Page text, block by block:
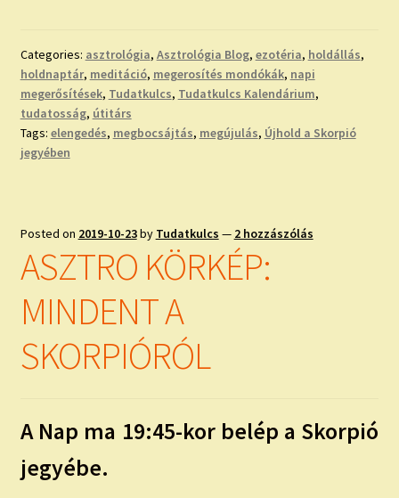
Categories: asztrológia, Asztrológia Blog, ezotéria, holdállás,
holdnaptár, meditáció, megerosítés mondókák, napi
megerősítések, Tudatkulcs, Tudatkulcs Kalendárium,
tudatosság, útitárs
Tags: elengedés, megbocsájtás, megújulás, Újhold a Skorpió
jegyében
Posted on 2019-10-23by Tudatkulcs — 2 hozzászólás
ASZTRO KÖRKÉP:
MINDENT A
SKORPIÓRÓL
A Nap ma 19:45-kor belép a Skorpió
jegyébe.